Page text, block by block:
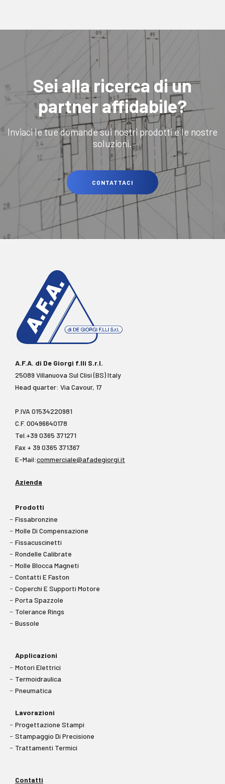
Sei alla ricerca di un
partner affidabile?
Inviaci le tue domande sui nostri prodotti e le nostre
soluzioni.
CONTATTACI
A.F.A. di De Giorgi f.lli S.r.l.
25089 Villanuova Sul Clisi (BS) Italy
Head quarter: Via Cavour, 17
P.IVA 01534220981
C.F. 00496640178
Tel.+39 0365 371271
Fax + 39 0365 371367
E-Mail:commerciale@afadegiorgi.it
Azienda
Prodotti
Fissabronzine
Molle Di Compensazione
Fissacuscinetti
Rondelle Calibrate
Molle Blocca Magneti
Contatti E Faston
Coperchi E Supporti Motore
Porta Spazzole
Tolerance Rings
Bussole
Applicazioni
Motori Elettrici
Termoidraulica
Pneumatica
Lavorazioni
Progettazione Stampi
Stampaggio Di Precisione
Trattamenti Termici
Contatti